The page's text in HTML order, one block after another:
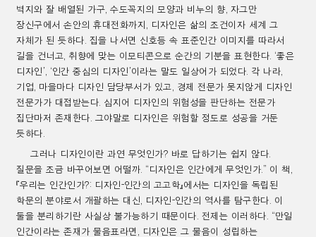
벽지와 잘 배열된 가구 ,수도꼭지의 모양과 비누의 향
자그만
장신구에서 손안의 휴대전화까지
디자인은 삶의 조건이자 세계 그
자체가 된 듯하다
집을 나서면 신호등 속 표준인간 이미지를 따라서
길을 건너고
취향에 맞는 이모티콘으로 순간의 기분을 표현한다 . ‘좋은
디자인 ’, ‘인간 중심의 디자인 ’이라는 말도 일상어가 되었다 각 나라
기업
마을마다 디자인 담당부서가 있고
경제 전문가 못지않게 디자인
전문가가 대접받는다
심지어 디자인의 위험성을 판단하는 전문가
집단마저 존재한다
그야말로 디자인은 위험할 정도로 성공을 거둔
듯하다
그러나 디자인이란 과연 무엇인가? 바로 답하기는 쉽지 않다
질문을 조금 바꾸어보면 어떨까 . “ 디자인은 인간에게 무엇인가 .” 이 책
『우리는 인간인가?: 디자인-인간의 고고학』에서는 디자인을 독립된
학문의 분야로서 개괄하는 대신
디자인-인간의 역사를 탐구한다
이
둘을 분리하기란 사실상 불가능하기 때문이다
전제는 이러하다 . “만일
인간이라는 존재가 물음표라면
디자인은 그 물음이 성립하는